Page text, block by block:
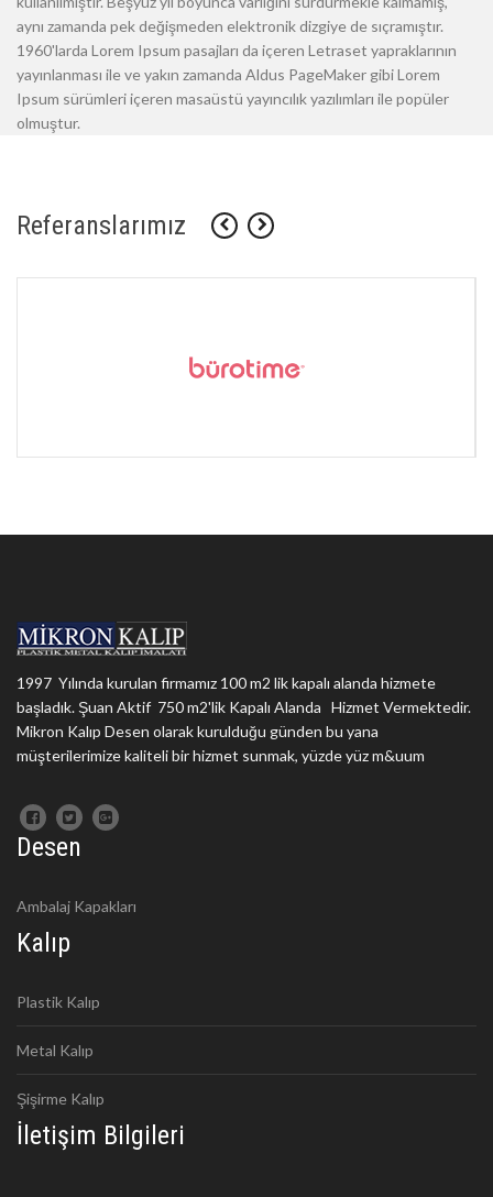
aynı zamanda pek değişmeden elektronik dizgiye de sıçramıştır.
1960'larda Lorem Ipsum pasajları da içeren Letraset yapraklarının
yayınlanması ile ve yakın zamanda Aldus PageMaker gibi Lorem
Ipsum sürümleri içeren masaüstü yayıncılık yazılımları ile popüler
olmuştur.
Referanslarımız
1997 Yılında kurulan firmamız 100 m2 lik kapalı alanda hizmete
başladık. Şuan Aktif 750 m2'lik Kapalı Alanda Hizmet Vermektedir.
Mikron Kalıp Desen olarak kurulduğu günden bu yana
müşterilerimize kaliteli bir hizmet sunmak, yüzde yüz m&uum
Desen
Ambalaj Kapakları
Kalıp
Plastik Kalıp
Metal Kalıp
Şişirme Kalıp
İletişim Bilgileri